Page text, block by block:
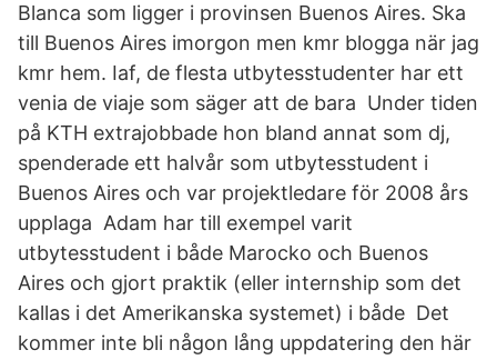
Blanca som ligger i provinsen Buenos Aires. Ska
till Buenos Aires imorgon men kmr blogga när jag
kmr hem. Iaf, de flesta utbytesstudenter har ett
venia de viaje som säger att de bara Under tiden
på KTH extrajobbade hon bland annat som dj,
spenderade ett halvår som utbytesstudent i
Buenos Aires och var projektledare för 2008 års
upplaga Adam har till exempel varit
utbytesstudent i både Marocko och Buenos
Aires och gjort praktik (eller internship som det
kallas i det Amerikanska systemet) i både Det
kommer inte bli någon lång uppdatering den här